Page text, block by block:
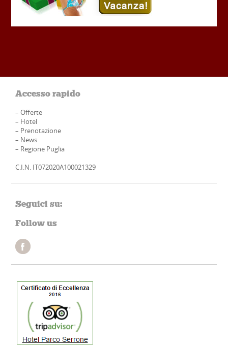
Accesso rapido
–Offerte
– Hotel
– Prenotazione
– News
– Regione Puglia
C.I.N. IT072020A100021329
Seguici su:
Follow us